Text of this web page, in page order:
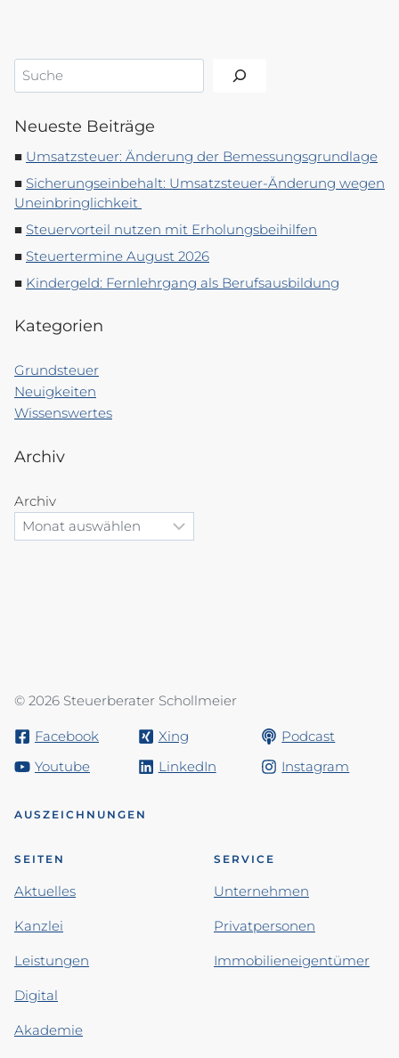
Suchen
Neueste Beiträge
Umsatzsteuer: Änderung der Bemessungsgrundlage
Sicherungseinbehalt: Umsatzsteuer-Änderung wegen
Uneinbringlichkeit
Steuervorteil nutzen mit Erholungsbeihilfen
Steuertermine August 2026
Kindergeld: Fernlehrgang als Berufsausbildung
Kategorien
Grundsteuer
Neuigkeiten
Wissenswertes
Archiv
Archiv
© 2026 Steuerberater Schollmeier
Facebook Xing
Podcast
Youtube
LinkedIn Instagram
AUSZEICHNUNGEN
SEITEN
Aktuelles
Kanzlei
Leistungen
Digital
Akademie
SERVICE
Unternehmen
Privatpersonen
Immobilieneigentümer